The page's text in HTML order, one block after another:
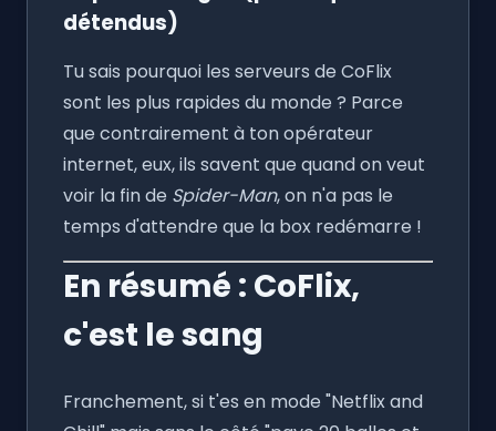
détendus)
Tu sais pourquoi les serveurs de CoFlix
sont les plus rapides du monde ? Parce
que contrairement à ton opérateur
internet, eux, ils savent que quand on veut
voir la fin de Spider-Man, on n'a pas le
temps d'attendre que la box redémarre !
En résumé : CoFlix,
c'est le sang
Franchement, si t'es en mode "Netflix and